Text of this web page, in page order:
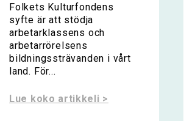
Folkets Kulturfondens
syfte är att stödja
arbetarklassens och
arbetarrörelsens
bildningssträvanden i vårt
land. För...
Lue koko artikkeli >